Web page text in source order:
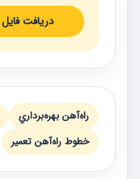
دریافت فایل
راه‌آهن بهره‌برداري
خطوط راه‌آهن تعمير